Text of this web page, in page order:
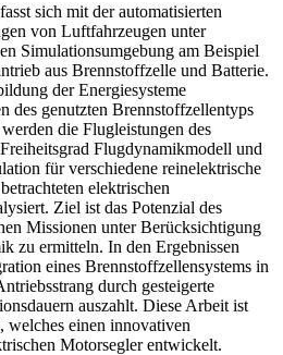
sich mit der automatisierten
von Luftfahrzeugen unter
Simulationsumgebung am Beispiel
aus Brennstoffzelle und Batterie.
der Energiesysteme
des genutzten Brennstoffzellentyps
die Flugleistungen des
Flugdynamikmodell und
für verschiedene reinelektrische
elektrischen
Ziel ist das Potenzial des
Missionen unter Berücksichtigung
zu ermitteln. In den Ergebnissen
eines Brennstoffzellensystems in
durch gesteigerte
auszahlt. Diese Arbeit ist
einen innovativen
Motorsegler entwickelt.